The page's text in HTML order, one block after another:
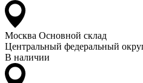
Москва Основной склад
Центральный федеральный
В наличии